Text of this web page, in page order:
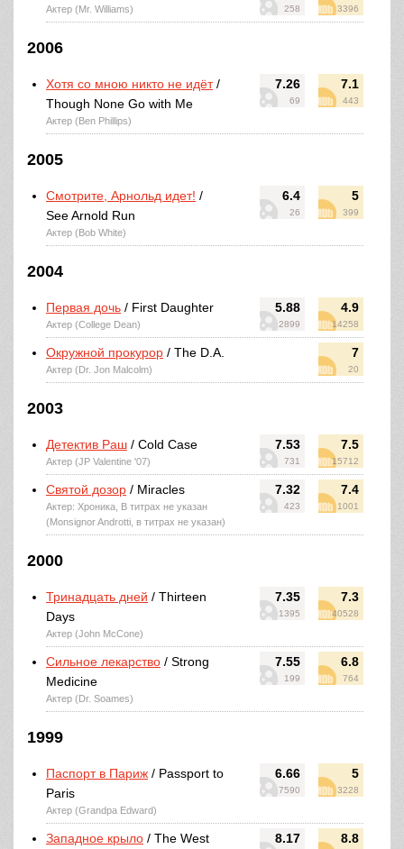
258 3396
Актер (Mr. Williams)
2006
7.26
69
7.1
443
Хотя со мною никто не идёт/
Though None Go with Me
Актер (Ben Phillips)
2005
6.4
26
5
399
Смотрите, Арнольд идет! /
See Arnold Run
Актер (Bob White)
2004
5.88
2899
4.9
14258
Первая дочь / First Daughter
Актер (College Dean)
7
20
Окружной прокурор / The D.A.
Актер (Dr. Jon Malcolm)
2003
7.53
731
7.5
15712
Детектив Раш / Cold Case
Актер (JP Valentine '07)
7.32
423
7.4
1001
Святой дозор / Miracles
Актер: Хроника, В титрах не указан
(Monsignor Androtti, в титрах не указан)
2000
7.35
1395
7.3
40528
Тринадцать дней / Thirteen
Days
Актер (John McCone)
7.55
199
6.8
764
Сильное лекарство / Strong
Medicine
Актер (Dr. Soames)
1999
6.66
7590
5
3228
Паспорт в Париж / Passport to
Paris
Актер (Grandpa Edward)
8.17 8.8
Западное крыло / The West